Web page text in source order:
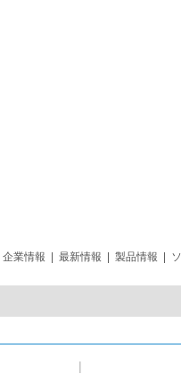
企業情報 最新情報 製品情報
|